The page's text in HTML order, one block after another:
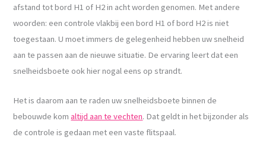
afstand tot bord H1 of H2 in acht worden genomen. Met andere
woorden: een controle vlakbij een bord H1 of bord H2 is niet
toegestaan. U moet immers de gelegenheid hebben uw snelheid
aan te passen aan de nieuwe situatie. De ervaring leert dat een
snelheidsboete ook hier nogal eens op strandt.
Het is daarom aan te raden uw snelheidsboete binnen de
bebouwde komaltijd aan te vechten. Dat geldt in het bijzonder als
de controle is gedaan met een vaste flitspaal.